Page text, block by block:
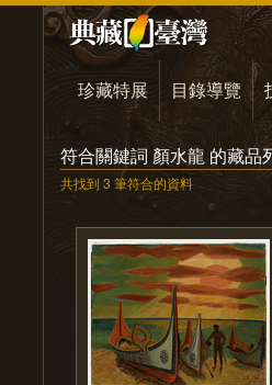
珍藏特展 目錄導覽
符合關鍵詞 顏水龍 的藏品
共找到 3 筆符合的資料